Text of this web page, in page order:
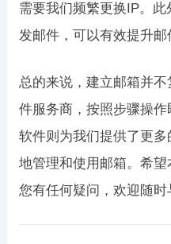
需要我们频繁更换IP。
发邮件，可以有效提升邮
总的来说，建立邮箱并
件服务商，按照步骤操
软件则为我们提供了更
地管理和使用邮箱。希
您有任何疑问，欢迎随时